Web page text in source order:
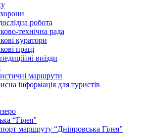
робота
технічна рада
куратори
праці
виїзди
маршрути
інформація для туристів
“Гілея”
маршруту “Дніпровська Гілея”